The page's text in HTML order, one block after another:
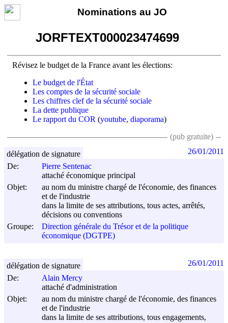
Nominations au JO
JORFTEXT000023474699
Révisez le budget de la France avant les élections:
Le budget de l'État
Les comptes de la sécurité sociale
Les chiffres clef de la sécurité sociale
La dette publique
Le rapport du COR (youtube, diaporama)
(pub gratuite)
De:
Pierre Sentenac
attaché économique principal
Objet:
au nom du ministre chargé de l'économie, des finances
et de l'industrie
dans la limite de ses attributions, tous actes, arrêtés,
décisions ou conventions
Groupe:
Direction générale du Trésor et de la politique
économique (DGTPE)
délégation de signature 26/01/2011
De:
Alain Mercy
attaché d'administration
Objet:
au nom du ministre chargé de l'économie, des finances
et de l'industrie
dans la limite de ses attributions, tous engagements,
délégation de signature 26/01/2011